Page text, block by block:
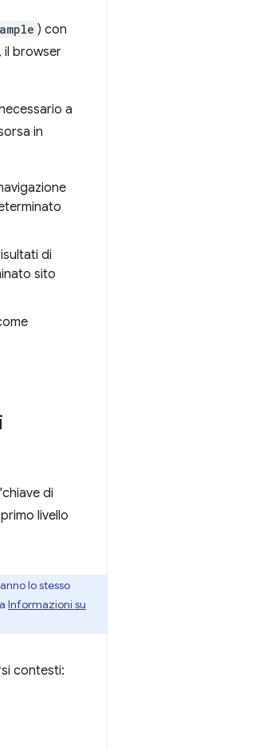
) con
il browser
a
in
di
sito
di
livello
lo stesso
Informazioni su
contesti: